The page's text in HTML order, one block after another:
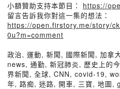
小額贊助支持本節目： https://
留言告訴我你對這一集的想法：
https://open.firstory.me/story/
0u?m=comment
政治, 運動, 新聞, 國際新聞, 加拿
news, 通勤, 新冠肺炎, 歷史上的
界新聞, 全球, CNN, covid-19,
年, 路痴, 迷路, 開車, 三寶, 地圖